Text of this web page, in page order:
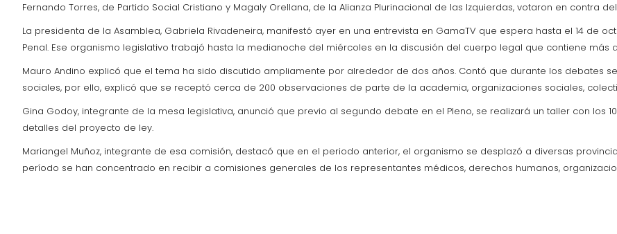
Fernando Torres, de Partido Social Cristiano y Magaly Orellana, de la Alianza Plurinacional de las Izquierdas, votaron en contra
La presidenta de la Asamblea, Gabriela Rivadeneira, manifestó ayer en una entrevista en GamaTV que espera hasta el 14 de
Penal. Ese organismo legislativo trabajó hasta la medianoche del miércoles en la discusión del cuerpo legal que contiene más
Mauro Andino explicó que el tema ha sido discutido ampliamente por alrededor de dos años. Contó que durante los debates
sociales, por ello, explicó que se receptó cerca de 200 observaciones de parte de la academia, organizaciones sociales,
Gina Godoy, integrante de la mesa legislativa, anunció que previo al segundo debate en el Pleno, se realizará un taller con los
detalles del proyecto de ley.
Mariangel Muñoz, integrante de esa comisión, destacó que en el periodo anterior, el organismo se desplazó a diversas
período se han concentrado en recibir a comisiones generales de los representantes médicos, derechos humanos,